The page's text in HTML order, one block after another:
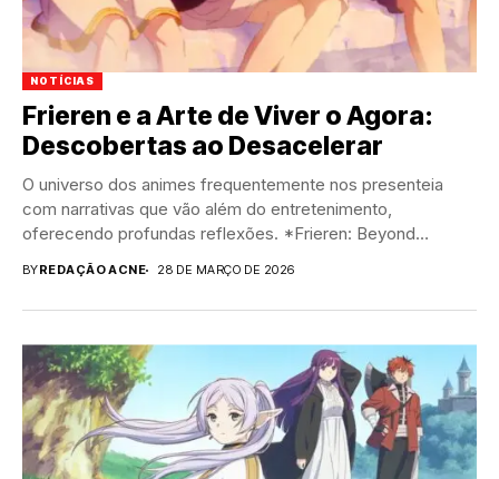
NOTÍCIAS
Frieren e a Arte de Viver o Agora:
Descobertas ao Desacelerar
O universo dos animes frequentemente nos presenteia
com narrativas que vão além do entretenimento,
oferecendo profundas reflexões. *Frieren: Beyond
Journey's End*, ou 'Sousou...
BYREDAÇÃO ACNE 28 DE MARÇO DE 2026